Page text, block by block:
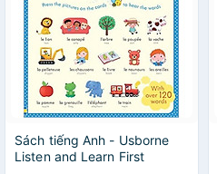
Sách tiếng Anh - Usborne
Listen and Learn First